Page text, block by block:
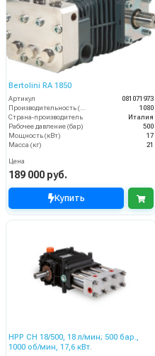
Bertolini RA 1850
Артикул
081071973
Производительность (л/ч)
1080
Страна-производитель
Италия
Рабочее давление (бар)
500
Мощность (кВт)
17
Масса (кг)
21
Цена
189 000 руб.
Купить
HPP CH 18/500, 18 л/мин; 500 бар.,
1000 об/мин, 17,6 кВт.